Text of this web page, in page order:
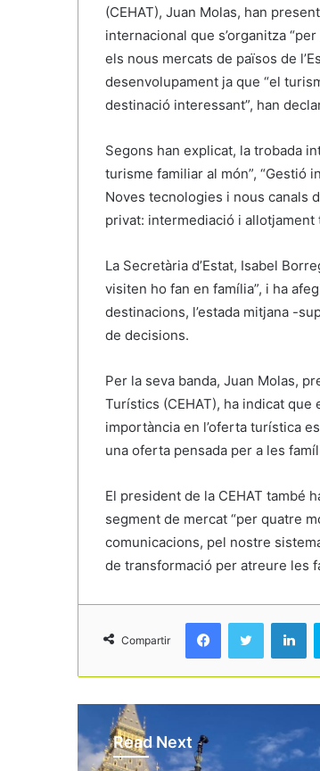
(CEHAT), Juan Molas, han
internacional que s’organitza
els nous mercats de països de
desenvolupament ja que “el
destinació interessant”, han
Segons han explicat, la trobada
turisme familiar al món”, “Gestió
Noves tecnologies i nous canals
privat: intermediació i allotjament
La Secretària d’Estat, Isabel
visiten ho fan en família”, i ha
destinacions, l’estada mitjana -
de decisions.
Per la seva banda, Juan Molas,
Turístics (CEHAT), ha indicat
importància en l’oferta turística
una oferta pensada per a les
El president de la CEHAT també
segment de mercat “per quatre
comunicacions, pel nostre
de transformació per atreure les
Compartir
Read Next